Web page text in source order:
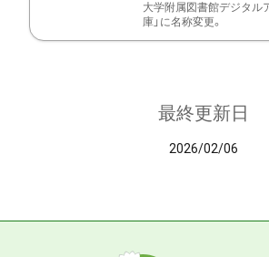
大学附属図書館デジタル
庫」に名称変更。
最終更新日
2026/02/06